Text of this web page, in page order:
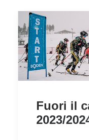
Fuori il
2023/